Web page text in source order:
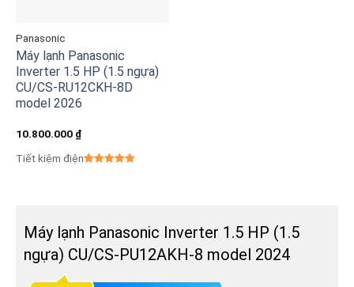
Panasonic
Máy lạnh Panasonic
Inverter 1.5 HP (1.5 ngựa)
CU/CS-RU12CKH-8D
model 2026
10.800.000 ₫
Tiết kiệm điện
Máy lạnh Panasonic Inverter 1.5 HP (1.5
ngựa) CU/CS-PU12AKH-8 model 2024